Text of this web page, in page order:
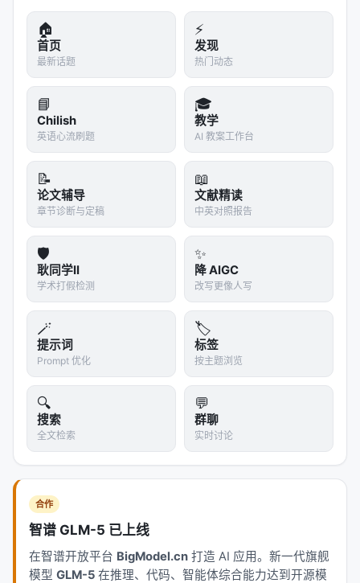
🏠
首页
最新话题
⚡
发现
热门动态
📘
Chilish
英语心流刷题
🎓
教学
AI 教案工作台
📝
论文辅导
章节诊断与定稿
📖
文献精读
中英对照报告
🛡️
耿同学II
学术打假检测
✨
降 AIGC
改写更像人写
🪄
提示词
Prompt 优化
🏷️
标签
按主题浏览
🔍
搜索
全文检索
💬
群聊
实时讨论
合作
智谱 GLM-5 已上线
在智谱开放平台 BigModel.cn 打造 AI 应用。新一代旗舰
模型 GLM-5 在推理、代码、智能体综合能力达到开源模